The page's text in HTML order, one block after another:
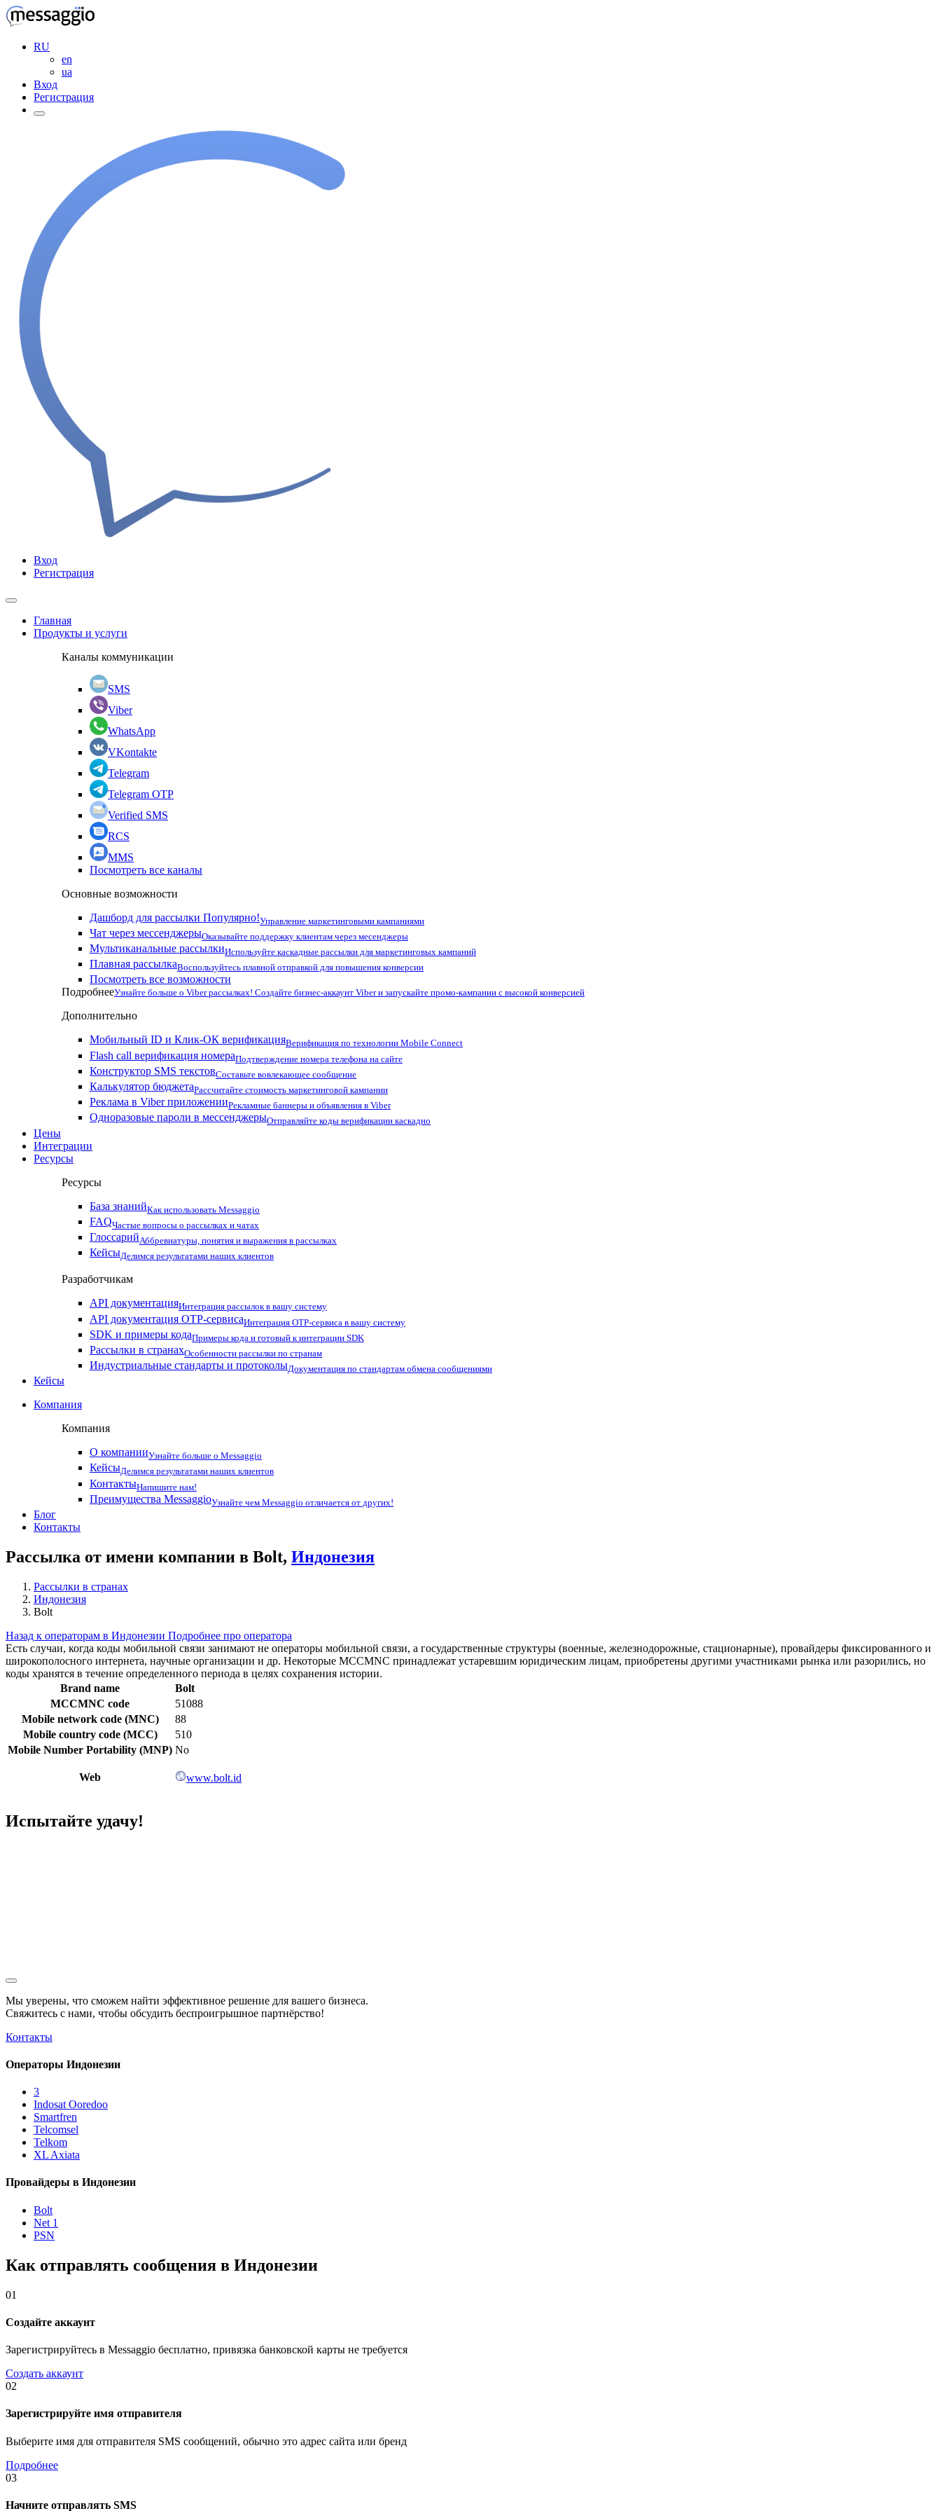
RU
en
ua
Вход
Регистрация
Вход
Регистрация
Главная
Продукты и услуги
Каналы коммуникации
SMS
Viber
WhatsApp
VKontakte
Telegram
Telegram OTP
Verified SMS
RCS
MMS
Посмотреть все каналы
Основные возможности
Дашборд для рассылки Популярно!Управление маркетинговыми кампаниями
Чат через мессенджерыОказывайте поддержку клиентам через месенджеры
Мультиканальные рассылкиИспользуйте каскадные рассылки для маркетинговых кампаний
Плавная рассылкаВоспользуйтесь плавной отправкой для повышения конверсии
Посмотреть все возможности
ПодробнееУзнайте больше о Viber рассылках! Создайте бизнес-аккаунт Viber и запускайте промо-кампании с высокой конверсией
Дополнительно
Мобильный ID и Клик-ОК верификацияВерификация по технологии Mobile Connect
Flash call верификация номераПодтверждение номера телефона на сайте
Конструктор SMS текстовСоставьте вовлекающее сообщение
Калькулятор бюджетаРассчитайте стоимость маркетинговой кампании
Реклама в Viber приложенииРекламные баннеры и объявления в Viber
Одноразовые пароли в мессенджерыОтправляйте коды верификации каскадно
Цены
Интеграции
Ресурсы
Ресурсы
База знанийКак использовать Messaggio
FAQЧастые вопросы о рассылках и чатах
ГлоссарийАббревиатуры, понятия и выражения в рассылках
КейсыДелимся результатами наших клиентов
Разработчикам
API документацияИнтеграция рассылок в вашу систему
API документация OTP-сервисаИнтеграция OTP-сервиса в вашу систему
SDK и примеры кодаПримеры кода и готовый к интеграции SDK
Рассылки в странахОсобенности рассылки по странам
Индустриальные стандарты и протоколыДокументация по стандартам обмена сообщениями
Кейсы
Компания
Компания
О компанииУзнайте больше о Messaggio
КейсыДелимся результатами наших клиентов
КонтактыНапишите нам!
Преимущества MessaggioУзнайте чем Messaggio отличается от других!
Блог
Контакты
Рассылка от имени компании в Bolt, Индонезия
Рассылки в странах
Индонезия
Bolt
Назад к операторам в Индонезии Подробнее про оператора
Есть случаи, когда коды мобильной связи занимают не операторы мобильной связи, а государственные структуры (военные, железнодорожные, стационарные), провайдеры фиксированного и
широкополосного интернета, научные организации и др. Некоторые MCCMNC принадлежат устаревшим юридическим лицам, приобретены другими участниками рынка или разорились, но
коды хранятся в течение определенного периода в целях сохранения истории.
Brand name
Bolt
MCCMNC code
51088
Mobile network code (MNC)
88
Mobile country code (MCC)
510
Mobile Number Portability (MNP) No
Web www.bolt.id
Испытайте удачу!
Мы уверены, что сможем найти эффективное решение для вашего бизнеса.
Свяжитесь с нами, чтобы обсудить беспроигрышное партнёрство!
Контакты
Операторы Индонезии
3
Indosat Ooredoo
Smartfren
Telcomsel
Telkom
XL Axiata
Провайдеры в Индонезии
Bolt
Net 1
PSN
Как отправлять сообщения в Индонезии
01
Создайте аккаунт
Зарегистрируйтесь в Messaggio бесплатно, привязка банковской карты не требуется
Создать аккаунт
02
Зарегистрируйте имя отправителя
Выберите имя для отправителя SMS сообщений, обычно это адрес сайта или бренд
Подробнее
03
Начните отправлять SMS